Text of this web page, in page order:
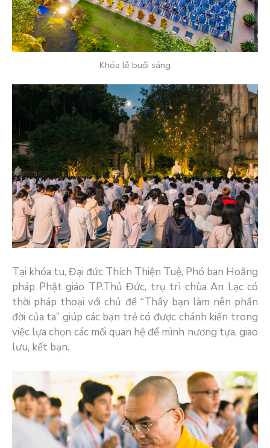
Khóa lễ buổi sáng
Tại khóa tu, Đại đức Thích Thiện Tuệ, Phó ban Hoằng
pháp Phật giáo TP.Thủ Đức, trụ trì chùa An Lạc có
thời pháp thoại với chủ đề “Thầy bạn làm nên phần
đời của ta” giúp các bạn trẻ có được chánh kiến trong
việc lựa chọn các mối quan hệ để mình nương tựa, giao
lưu, kết bạn.